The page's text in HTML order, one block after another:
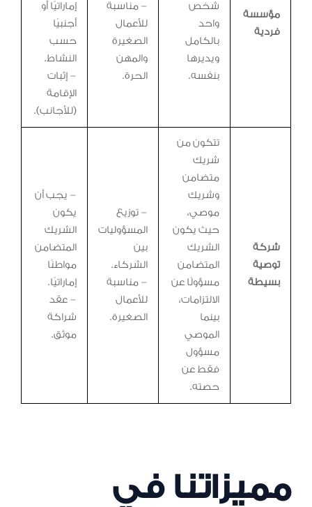
مؤسسة
فردية
شخص
واحد
بالكامل
ويديرها
بنفسه.
– مناسبة
للأعمال
الصغيرة
والمهن
الحرة.
إماراتيًا أو
أجنبيًا
حسب
النشاط.
– إثبات
الإقامة
(للأجانب).
شركة
توصية
بسيطة
تتكون من
شريك
متضامن
وشريك
موصي،
حيث يكون
الشريك
المتضامن
مسؤولًا عن
الالتزامات،
بينما
الموصي
مسؤول
فقط عن
حصته.
– توزيع
المسؤوليات
بين
الشركاء.
– مناسبة
للأعمال
الصغيرة.
– يجب أن
يكون
الشريك
المتضامن
مواطنًا
إماراتيًا.
– عقد
شراكة
موثق.
مميزاتنا في